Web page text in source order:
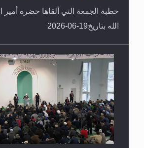
خطبة الجمعة التي ألقاها حضرة أمير
الله بتاريخ19-06-2026